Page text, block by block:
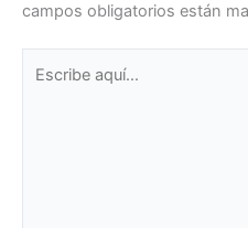
campos obligatorios están
aquí...